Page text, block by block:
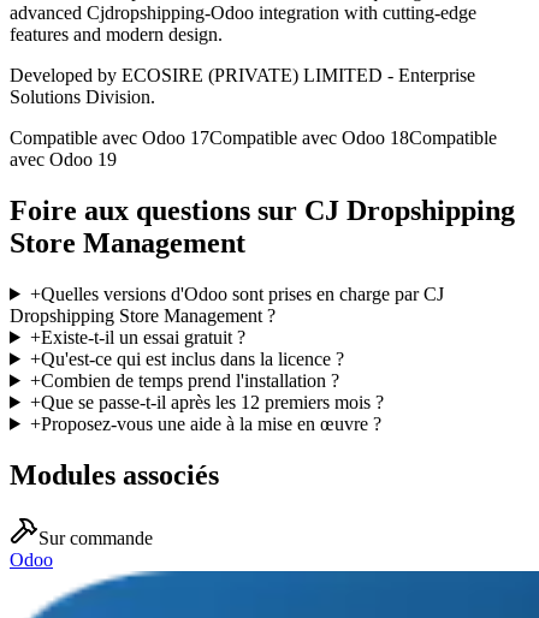
advanced Cjdropshipping-Odoo integration with cutting-edge
features and modern design.
Developed by ECOSIRE (PRIVATE) LIMITED - Enterprise
Solutions Division.
Compatible avec Odoo 17Compatible avec Odoo 18Compatible
avec Odoo 19
Foire aux questions sur CJ Dropshipping
Store Management
+Quelles versions d'Odoo sont prises en charge par CJ
Dropshipping Store Management ?
+Existe-t-il un essai gratuit ?
+Qu'est-ce qui est inclus dans la licence ?
+Combien de temps prend l'installation ?
+Que se passe-t-il après les 12 premiers mois ?
+Proposez-vous une aide à la mise en œuvre ?
Modules associés
Sur commande
Odoo